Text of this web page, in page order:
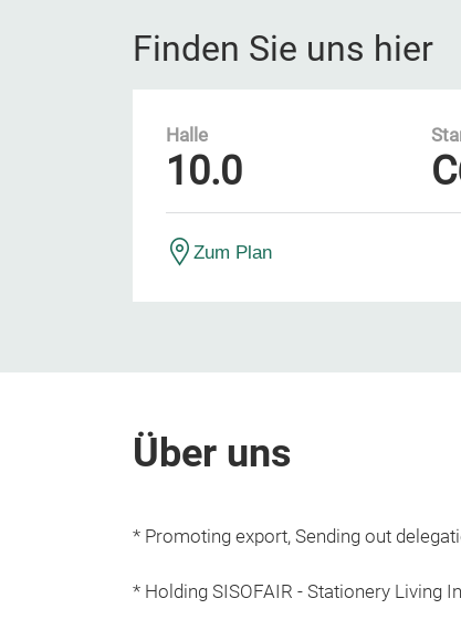
Finden Sie uns hier
Halle
10.0
Zum Plan
Über uns
* Promoting export, Sending out
* Holding SISOFAIR - Stationery Living